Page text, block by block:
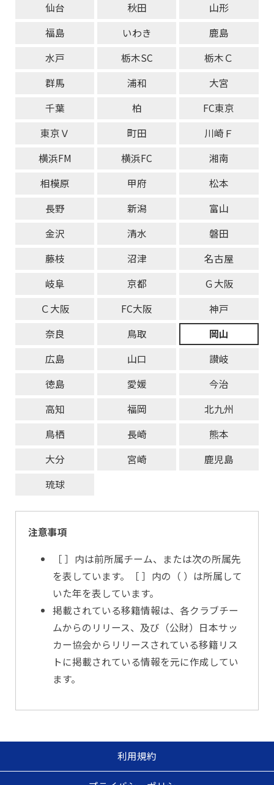
仙台
秋田
山形
福島
いわき
鹿島
水戸
栃木SC
栃木Ｃ
群馬
浦和
大宮
千葉
柏
FC東京
東京Ｖ
町田
川崎Ｆ
横浜FM
横浜FC
湘南
相模原
甲府
松本
長野
新潟
富山
金沢
清水
磐田
藤枝
沼津
名古屋
岐阜
京都
Ｇ大阪
Ｃ大阪
FC大阪
神戸
奈良
鳥取
岡山
広島
山口
讃岐
徳島
愛媛
今治
高知
福岡
北九州
鳥栖
長崎
熊本
大分
宮崎
鹿児島
琉球
注意事項
［ ］内は前所属チーム、または次の所属先
を表しています。［ ］内の（ ）は所属して
いた年を表しています。
掲載されている移籍情報は、各クラブチー
ムからのリリース、及び（公財）日本サッ
カー協会からリリースされている移籍リス
トに掲載されている情報を元に作成してい
ます。
利用規約